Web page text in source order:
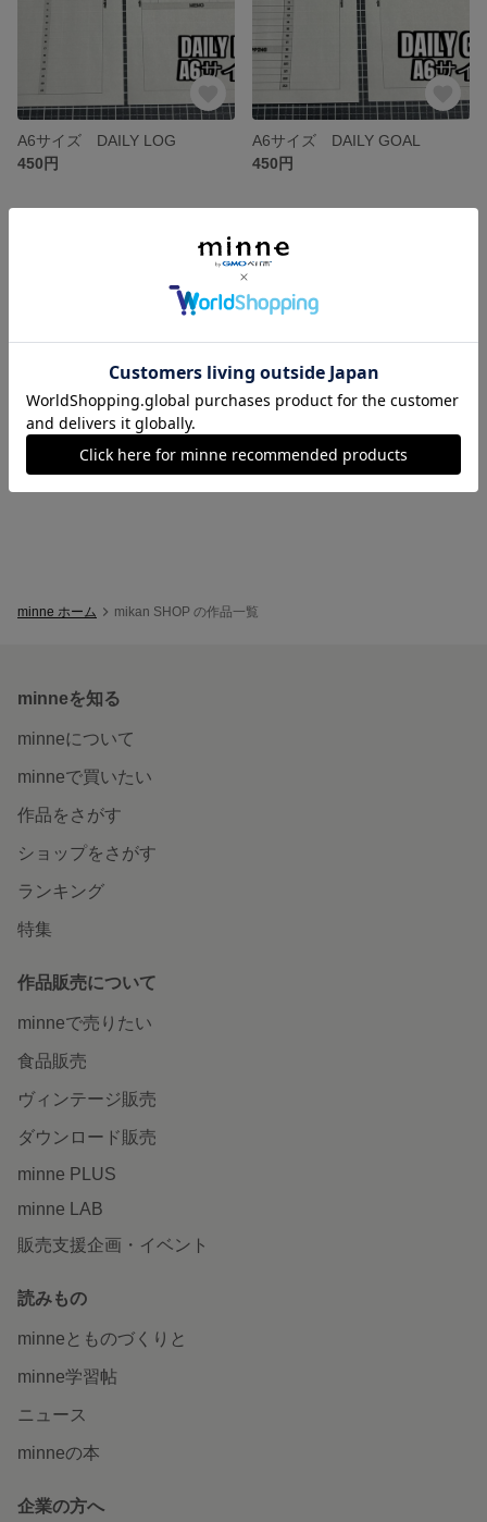
A6サイズ DAILY LOG
450円
A6サイズ DAILY GOAL
450円
A6サイズ WEEKLY
A6サイズ LIST
minne ホーム mikan SHOP の作品一覧
minneを知る
minneについて
minneで買いたい
作品をさがす
ショップをさがす
ランキング
特集
作品販売について
minneで売りたい
食品販売
ヴィンテージ販売
ダウンロード販売
minne PLUS
minne LAB
販売支援企画・イベント
読みもの
minneとものづくりと
minne学習帖
ニュース
minneの本
企業の方へ